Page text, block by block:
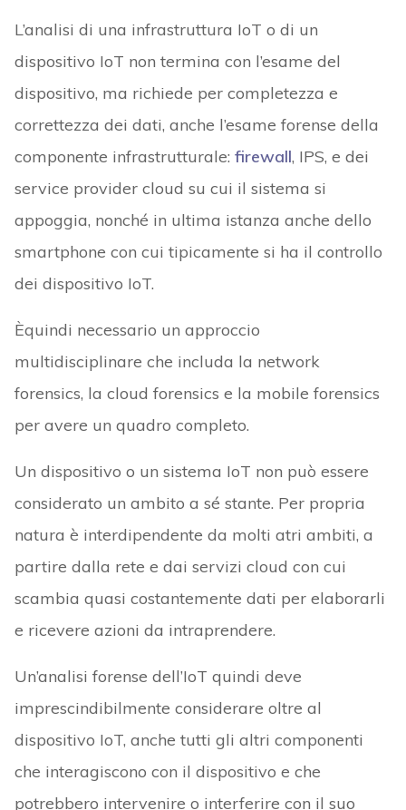
L’analisi di una infrastruttura IoT o di un
dispositivo IoT non termina con l’esame del
dispositivo, ma richiede per completezza e
correttezza dei dati, anche l’esame forense della
componente infrastrutturale: firewall, IPS, e dei
service provider cloud su cui il sistema si
appoggia, nonché in ultima istanza anche dello
smartphone con cui tipicamente si ha il controllo
dei dispositivo IoT.
Èquindi necessario un approccio
multidisciplinare che includa la network
forensics, la cloud forensics e la mobile forensics
per avere un quadro completo.
Un dispositivo o un sistema IoT non può essere
considerato un ambito a sé stante. Per propria
natura è interdipendente da molti atri ambiti, a
partire dalla rete e dai servizi cloud con cui
scambia quasi costantemente dati per elaborarli
e ricevere azioni da intraprendere.
Un’analisi forense dell’IoT quindi deve
imprescindibilmente considerare oltre al
dispositivo IoT, anche tutti gli altri componenti
che interagiscono con il dispositivo e che
potrebbero intervenire o interferire con il suo